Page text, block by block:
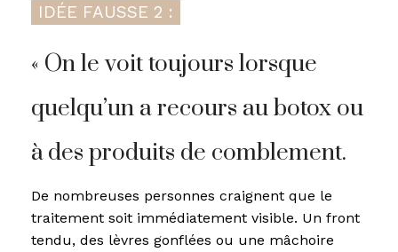
IDÉE FAUSSE 2 :
« On le voit toujours lorsque
quelqu’un a recours au botox ou
à des produits de comblement.
De nombreuses personnes craignent que le
traitement soit immédiatement visible. Un front
tendu, des lèvres gonflées ou une mâchoire